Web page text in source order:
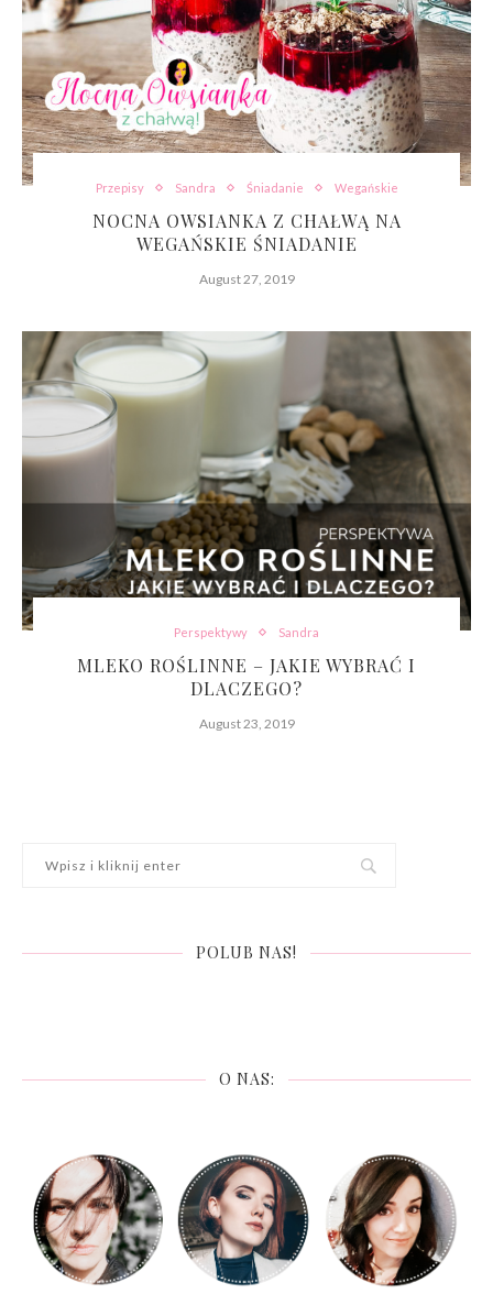
Przepisy Sandra Śniadanie Wegańskie
NOCNA OWSIANKA Z CHAŁWĄ NA
WEGAŃSKIE ŚNIADANIE
August 27, 2019
Perspektywy Sandra
MLEKO ROŚLINNE – JAKIE WYBRAĆ I
DLACZEGO?
August 23, 2019
POLUB NAS!
O NAS: